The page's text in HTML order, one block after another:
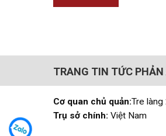
TRANG TIN TỨC
Cơ quan chủ quản:Tre làng
Trụ sở chính: Việt Nam